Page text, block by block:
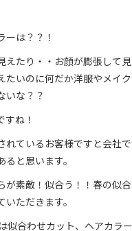
ーは？？！
えたり・・お顔が膨張して
たいのに何だか洋服やメイ
いな？？
すね！
れているお客様ですと会社
と思います。
が素敵！似合う！！春の似
ただきます。
似合わせカット、ヘアカラ